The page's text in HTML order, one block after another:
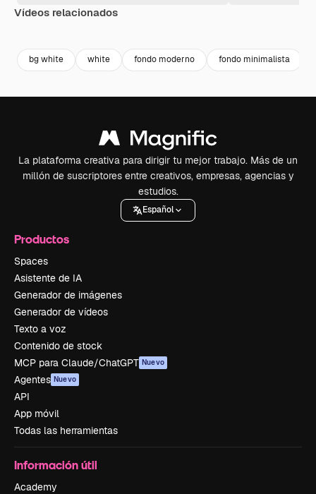
Vídeos relacionados
bg white white fondo moderno fondo minimalista
La plataforma creativa para dirigir tu mejor trabajo. Más de un
millón de suscriptores entre creativos, empresas, agencias y
estudios.
Español
Productos
Spaces
Asistente de IA
Generador de imágenes
Generador de vídeos
Texto a voz
Contenido de stock
MCP para Claude/ChatGPT Nuevo
Agentes Nuevo
API
App móvil
Todas las herramientas
Información útil
Academy